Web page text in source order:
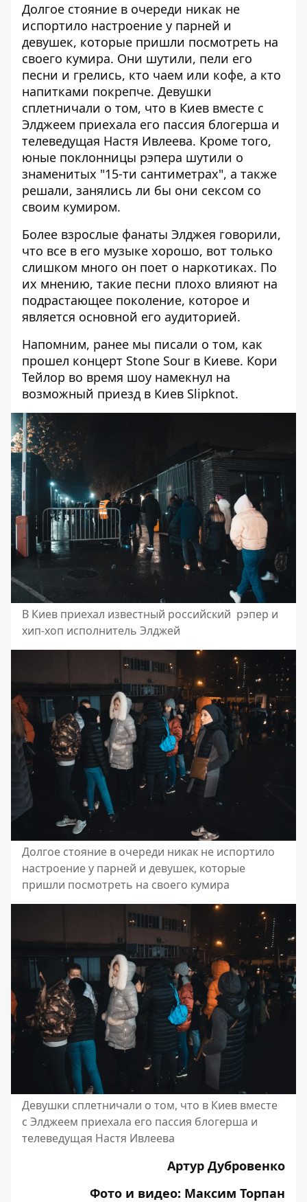
Долгое стояние в очереди никак не
испортило настроение у парней и
девушек, которые пришли посмотреть на
своего кумира. Они шутили, пели его
песни и грелись, кто чаем или кофе, а кто
напитками покрепче. Девушки
сплетничали о том, что в Киев вместе с
Элджеем приехала его пассия блогерша и
телеведущая Настя Ивлеева. Кроме того,
юные поклонницы рэпера шутили о
знаменитых "15-ти сантиметрах", а также
решали, занялись ли бы они сексом со
своим кумиром.
Более взрослые фанаты Элджея говорили,
что все в его музыке хорошо, вот только
слишком много он поет о наркотиках. По
их мнению, такие песни плохо влияют на
подрастающее поколение, которое и
является основной его аудиторией.
Напомним, ранее мы писали о том, как
прошел концерт Stone Sour в Киеве. Кори
Тейлор во время шоу намекнул на
возможный приезд в Киев Slipknot.
В Киев приехал известный российский рэпер и
хип-хоп исполнитель Элджей
Долгое стояние в очереди никак не испортило
настроение у парней и девушек, которые
пришли посмотреть на своего кумира
Девушки сплетничали о том, что в Киев вместе
с Элджеем приехала его пассия блогерша и
телеведущая Настя Ивлеева
Артур Дубровенко
Фото и видео: Максим Торпан